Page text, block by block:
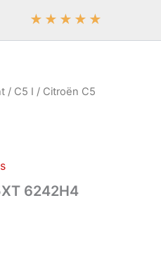
★ ★ ★ ★ ★
/ C5 I / Citroën C5
6242H4